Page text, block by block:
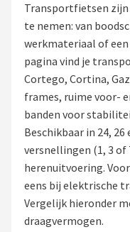
Elektrische
Mountainbikes
Shop
Basil
Volare
ABUS
Transportfietsen
te nemen: van
werkmateriaal of
pagina vind je
Cortego, Cortina,
frames, ruime voor-
banden voor
Beschikbaar in 24,
versnellingen (1, 3 of
herenuitvoering.
eens bij elektrische
Vergelijk hieronder
draagvermogen.